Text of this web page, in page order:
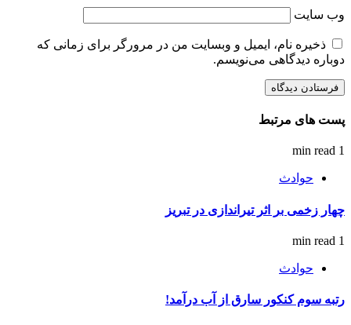
وب‌ سایت
ذخیره نام، ایمیل و وبسایت من در مرورگر برای زمانی که
دوباره دیدگاهی می‌نویسم.
پست های مرتبط
1 min read
حوادث
چهار زخمی بر اثر تیراندازی در تبریز
1 min read
حوادث
رتبه سوم کنکور سارق از آب درآمد!